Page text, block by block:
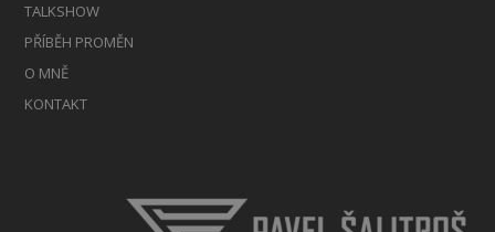
TALKSHOW
PŘÍBĚH PROMĚN
O MNĚ
KONTAKT